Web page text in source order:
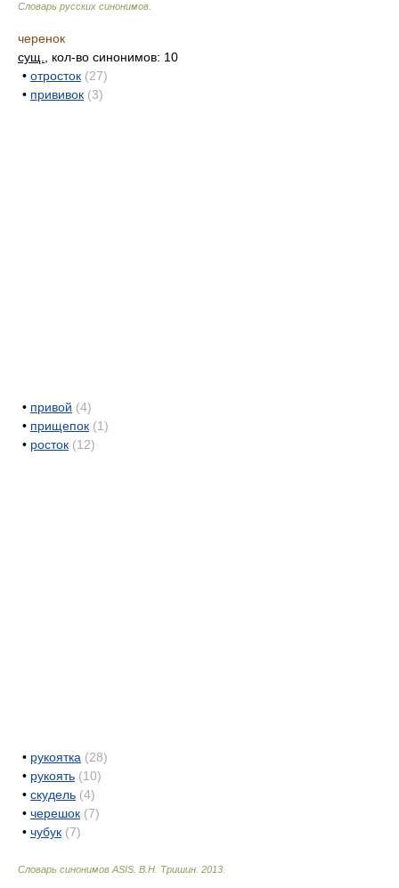
Словарь русских синонимов
черенок
сущ.
, кол-во синонимов: 10
• отросток (27)
• прививок (3)
• привой (4)
• прищепок (1)
• росток (12)
• рукоятка (28)
• рукоять (10)
• скудель (4)
• черешок (7)
• чубук (7)
Словарь синонимов ASIS. В.Н. Тришин 2013